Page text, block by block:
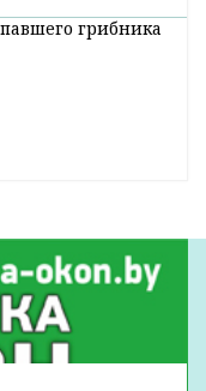
хочет
уже
или не
срока
запрет
через